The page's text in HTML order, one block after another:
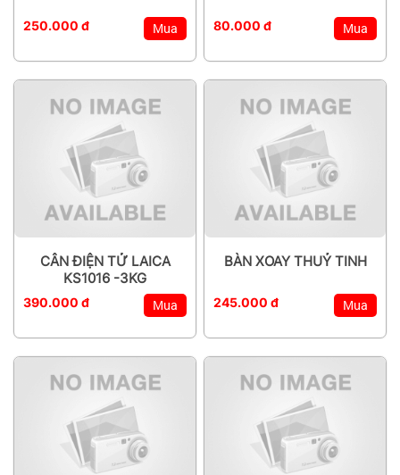
250.000 đ Mua 80.000 đ Mua
CÂN ĐIỆN TỬ LAICA
KS1016 -3KG
390.000 đ Mua
BÀN XOAY THUỶ TINH
245.000 đ Mua